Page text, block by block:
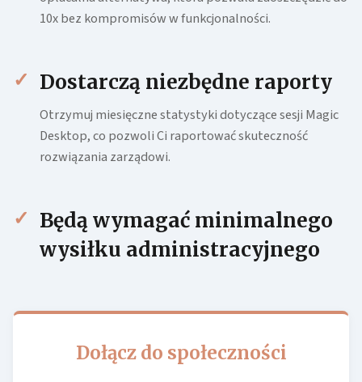
10x bez kompromisów w funkcjonalności.
Dostarczą niezbędne raporty
Otrzymuj miesięczne statystyki dotyczące sesji Magic
Desktop, co pozwoli Ci raportować skuteczność
rozwiązania zarządowi.
Będą wymagać minimalnego
wysiłku administracyjnego
Dołącz do społeczności